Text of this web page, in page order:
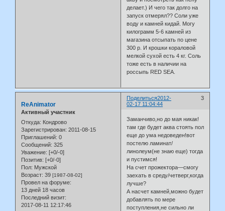
делает.) И чего так долго на
запуск отмерял?? Соли уже
воду и камней кидай. Могу
килограмм 5-6 камней из
магазина отсыпать по цене
300 р. И крошки кораловой
мелкой сухой есть 4 кг. Соль
тоже есть в наличии на
россыпь RED SEA.
Поделиться 3
2012-
02-17 11:04:44
ReAnimator
Активный участник
Откуда: Кондрово
Зарегистрирован: 2011-08-15
Приглашений: 0
Сообщений: 325
Уважение: [+0/-0]
Позитив: [+0/-0]
Пол: Мужской
Возраст: 39 [1987-08-02]
Провел на форуме:
13 дней 18 часов
Последний визит:
2017-08-11 12:17:46
Заманчиво,но до мая никак!
там где будет аква стоять пол
еще до ума недоведен!вот
постелю ламинат/
линолеум(не знаю еще) тогда
и пустимся!
На счет прожектора—смогу
заехать в среду/четверг,когда
лучше?
А насчет камней,можно будет
добавлять по мере
поступления,не сильно ли